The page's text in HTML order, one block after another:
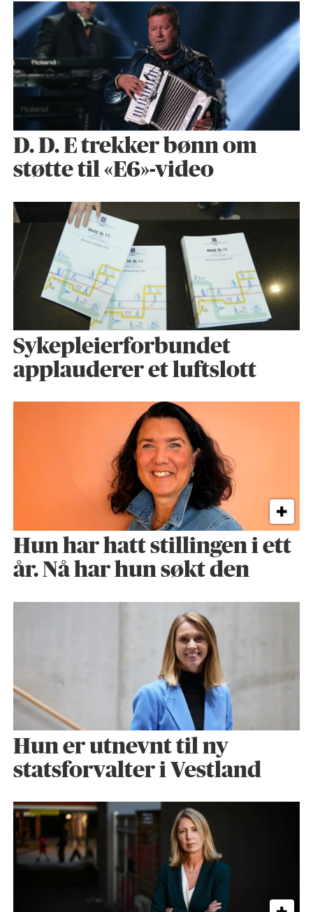
D. D. E trekker bønn om
støtte til «E6»-video
Sykepleier­forbundet
applauderer et luftslott
Hun har hatt stillingen i ett
år. Nå har hun søkt den
Hun er utnevnt til ny
statsforvalter i Vestland